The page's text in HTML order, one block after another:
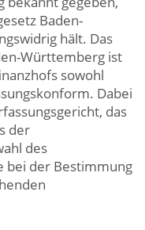
Baden-
hält. Das
Württemberg ist
sowohl
Dabei
das
der
des
bei der Bestimmung